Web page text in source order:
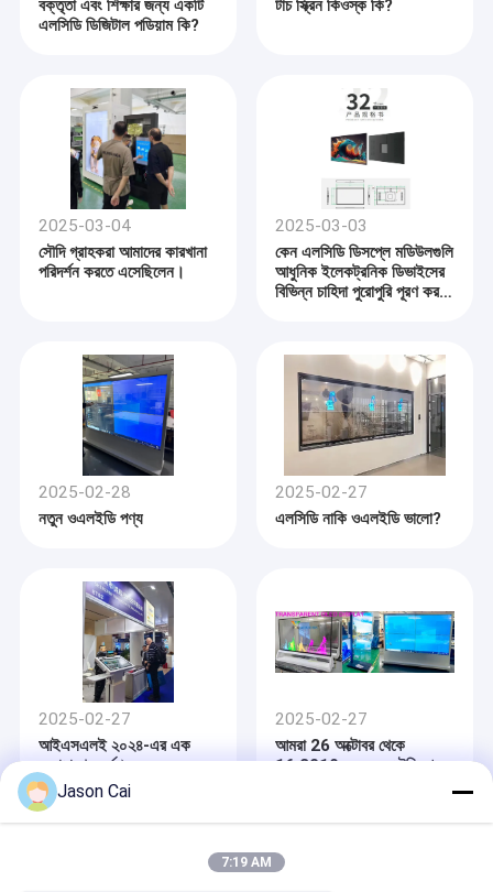
বক্তৃতা এবং শিক্ষার জন্য একটি
এলসিডি ডিজিটাল পডিয়াম কি?
টাচ স্ক্রিন কিওস্ক কি?
2025-03-04
সৌদি গ্রাহকরা আমাদের কারখানা
পরিদর্শন করতে এসেছিলেন।
2025-03-03
কেন এলসিডি ডিসপ্লে মডিউলগুলি
আধুনিক ইলেকট্রনিক ডিভাইসের
বিভিন্ন চাহিদা পুরোপুরি পূরণ করতে
2025-02-28
নতুন ওএলইডি পণ্য
2025-02-27
এলসিডি নাকি ওএলইডি ভালো?
2025-02-27
আইএসএলই ২০২৪-এর এক
অসাধারণ মুহূর্ত।
2025-02-27
আমরা 26 অক্টোবর থেকে
16,2019 নভেম্বর সৌদি আরব
Jason Cai
7:19 AM